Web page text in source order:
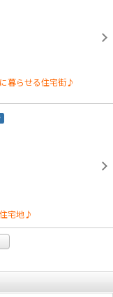
暮らせる住宅街♪
宅地♪